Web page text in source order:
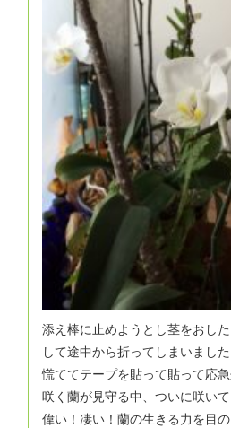
添え棒に止めようとし茎をおし
して途中から折ってしまいました
慌ててテープを貼って貼って応
咲く蘭が見守る中、ついに咲いて
偉い！凄い！蘭の生きる力を目